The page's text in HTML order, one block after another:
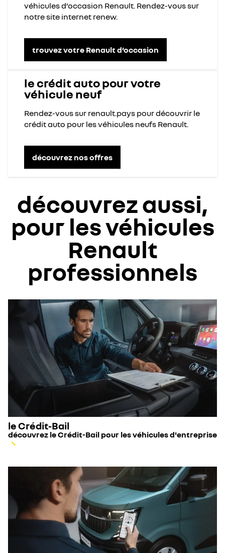
véhicules d’occasion Renault. Rendez-vous sur
notre site internet renew.
trouvez votre Renault d’occasion
le crédit auto pour votre
véhicule neuf
Rendez-vous sur renault.pays pour découvrir le
crédit auto pour les véhicules neufs Renault.
découvrez nos offres
découvrez aussi,
pour les véhicules
Renault
professionnels
le Crédit-Bail
découvrez le Crédit-Bail pour les véhicules d'entreprise